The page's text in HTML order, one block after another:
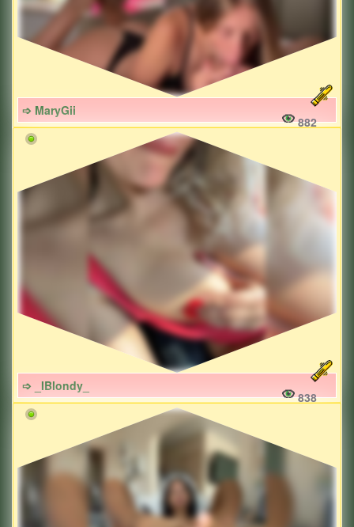
➩ MaryGii
882
➩ _IBlondy_
838